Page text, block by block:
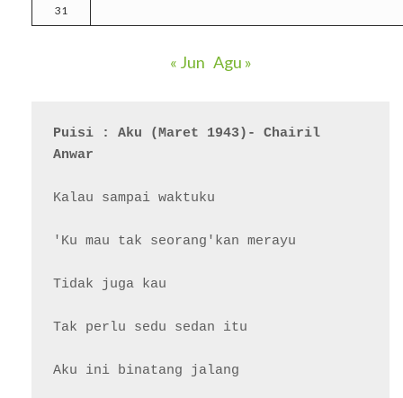
31
« Jun Agu »
Puisi : Aku (Maret 1943)- Chairil
Anwar
Kalau sampai waktuku
'Ku mau tak seorang'kan merayu
Tidak juga kau
Tak perlu sedu sedan itu
Aku ini binatang jalang